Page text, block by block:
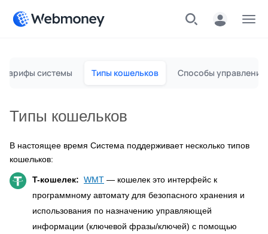
Тарифы системы Типы кошельков Способы управления
Типы кошельков
В настоящее время Система поддерживает несколько типов
кошельков:
T-кошелек: WMT — кошелек это интерфейс к
программному автомату для безопасного хранения и
использования по назначению управляющей
информации (ключевой фразы/ключей) с помощью